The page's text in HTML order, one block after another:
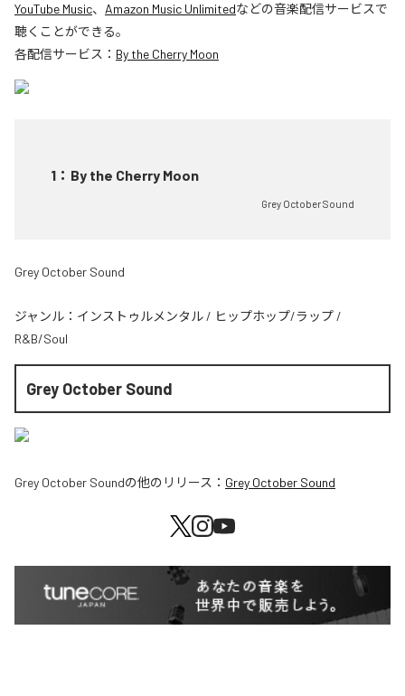
YouTube Music、 Amazon Music Unlimitedなどの音楽配信サービスで
聴くことができる。
各配信サービス： By the Cherry Moon
1 ： By the Cherry Moon
Grey October Sound
Grey October Sound
ジャンル： インストゥルメンタル / ヒップホップ/ラップ /
R&B/Soul
Grey October Sound
Grey October Soundの他のリリース： Grey October Sound